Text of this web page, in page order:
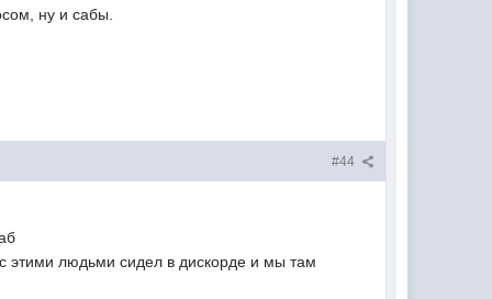
ну и сабы.
#44
этими людьми сидел в дискорде и мы там